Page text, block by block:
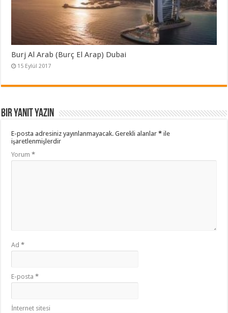
Burj Al Arab (Burç El Arap) Dubai
15 Eylül 2017
Bir yanıt yazın
E-posta adresiniz yayınlanmayacak. Gerekli alanlar* ile
işaretlenmişlerdir
Yorum*
Ad*
E-posta*
İnternet sitesi